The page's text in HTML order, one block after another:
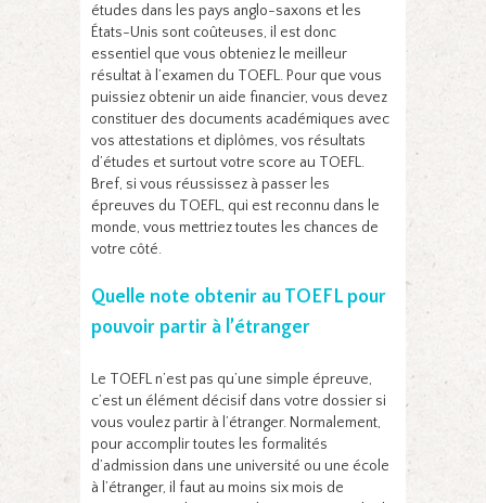
études dans les pays anglo-saxons et les
États-Unis sont coûteuses, il est donc
essentiel que vous obteniez le meilleur
résultat à l’examen du TOEFL. Pour que vous
puissiez obtenir un aide financier, vous devez
constituer des documents académiques avec
vos attestations et diplômes, vos résultats
d’études et surtout votre score au TOEFL.
Bref, si vous réussissez à passer les
épreuves du TOEFL, qui est reconnu dans le
monde, vous mettriez toutes les chances de
votre côté.
Quelle note obtenir au TOEFL pour
pouvoir partir à l’étranger
Le TOEFL n’est pas qu’une simple épreuve,
c’est un élément décisif dans votre dossier si
vous voulez partir à l’étranger. Normalement,
pour accomplir toutes les formalités
d’admission dans une université ou une école
à l’étranger, il faut au moins six mois de